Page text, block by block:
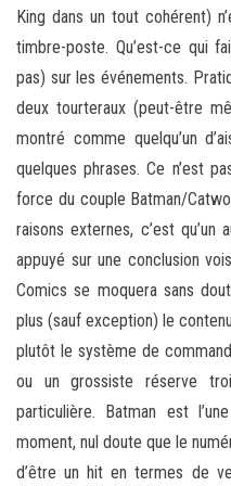
King dans un tout cohérent)
timbre-poste. Qu’est-ce qui
pas) sur les événements.
deux tourteraux (peut-être
montré comme quelqu’un
quelques phrases. Ce n’est
force du couple Batman/
raisons externes, c’est
appuyé sur une conclusion
Comics se moquera sans
plus (sauf exception) le
plutôt le système de
ou un grossiste réserve
particulière. Batman est
moment, nul doute que le
d’être un hit en termes de